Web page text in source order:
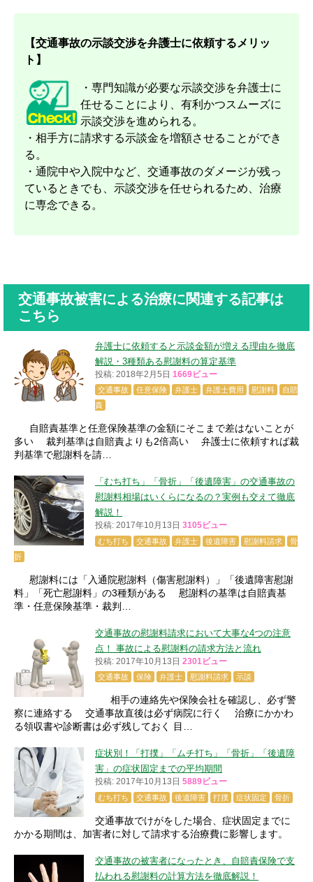
【交通事故の示談交渉を弁護士に依頼するメリッ
ト】
・専門知識が必要な示談交渉を弁護士に
任せることにより、有利かつスムーズに
示談交渉を進められる。
・相手方に請求する示談金を増額させることができ
る。
・通院中や入院中など、交通事故のダメージが残っ
ているときでも、示談交渉を任せられるため、治療
に専念できる。
交通事故被害による治療に関連する記事は
こちら
弁護士に依頼すると示談金額が増える理由を徹底
解説・3種類ある慰謝料の算定基準
投稿: 2018年2月5日 1669ビュー
交通事故 任意保険 弁護士 弁護士費用 慰謝料
自賠
責
自賠責基準と任意保険基準の金額にそこまで差はないことが
多い 裁判基準は自賠責よりも2倍高い 弁護士に依頼すれば裁
判基準で慰謝料を請…
「むち打ち」「骨折」「後遺障害」の交通事故の
慰謝料相場はいくらになるの？実例も交えて徹底
解説！
投稿: 2017年10月13日 3105ビュー
むち打ち 交通事故 弁護士 後遺障害 慰謝料請求
骨
折
慰謝料には「入通院慰謝料（傷害慰謝料）」「後遺障害慰謝
料」「死亡慰謝料」の3種類がある 慰謝料の基準は自賠責基
準・任意保険基準・裁判…
交通事故の慰謝料請求において大事な4つの注意
点！ 事故による慰謝料の請求方法と流れ
投稿: 2017年10月13日 2301ビュー
交通事故 保険 弁護士 慰謝料請求 示談
相手の連絡先や保険会社を確認し、必ず警
察に連絡する 交通事故直後は必ず病院に行く 治療にかかわ
る領収書や診断書は必ず残しておく 目…
症状別！「打撲」「ムチ打ち」「骨折」「後遺障
害」の症状固定までの平均期間
投稿: 2017年10月13日 5889ビュー
むち打ち 交通事故 後遺障害 打撲 症状固定 骨折
交通事故でけがをした場合、症状固定までに
かかる期間は、加害者に対して請求する治療費に影響します。
交通事故の被害者になったとき、自賠責保険で支
払われる慰謝料の計算方法を徹底解説！